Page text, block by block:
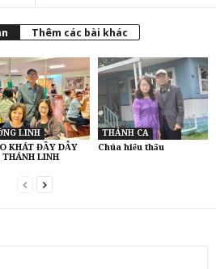
Thêm các bài khác
LINH
KHÁT ĐẦY DẪY
LINH
THÁNH CA
Chúa hiểu thấu